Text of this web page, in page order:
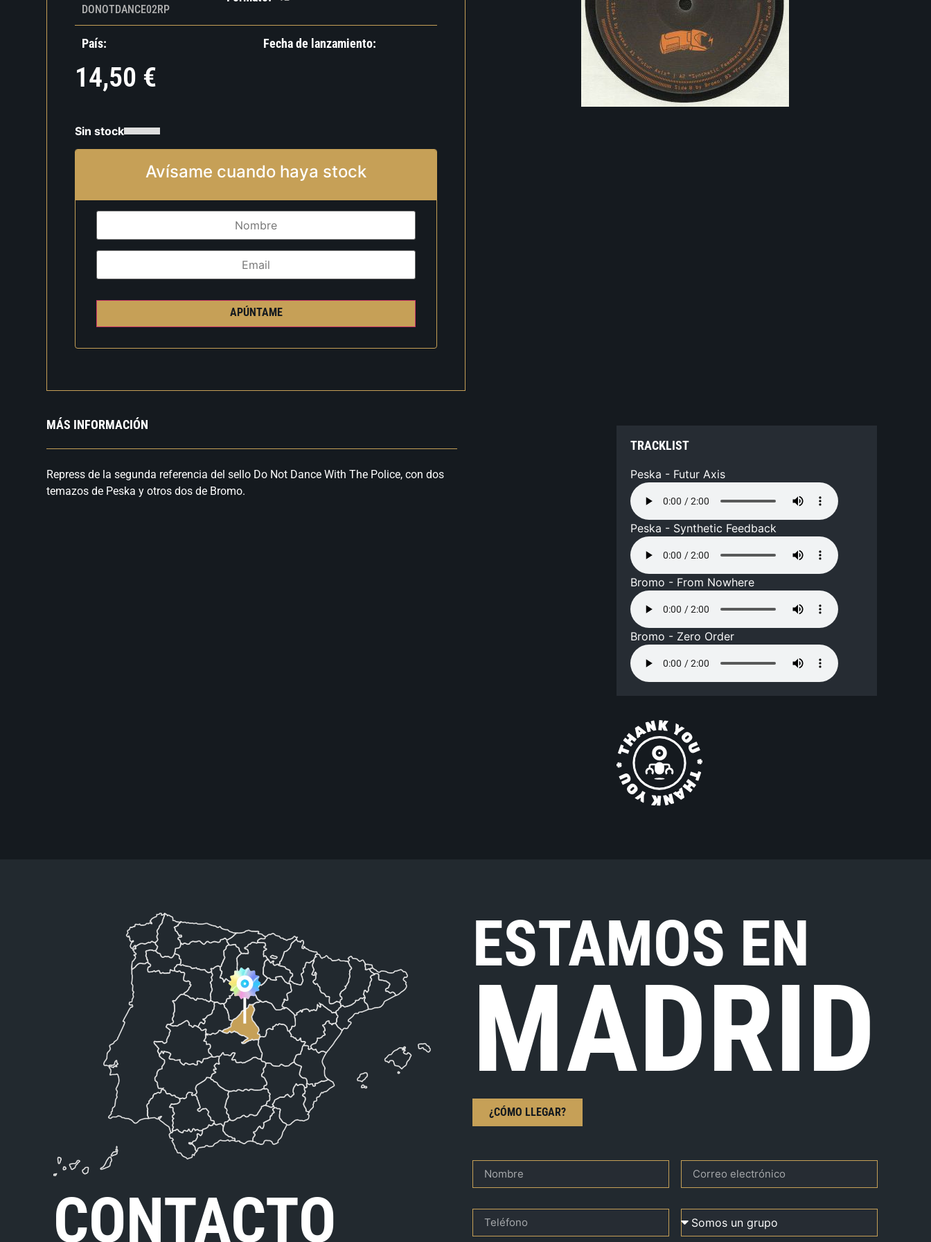
DONOTDANCE02RP
País: Fecha de lanzamiento:
14,50 €
Sin stock
Avísame cuando haya stock
APÚNTAME
MÁS INFORMACIÓN
Repress de la segunda referencia del sello Do Not Dance With The Police, con dos
temazos de Peska y otros dos de Bromo.
TRACKLIST
Peska - Futur Axis
Peska - Synthetic Feedback
Bromo - From Nowhere
Bromo - Zero Order
CONTACTO
ESTAMOS EN
MADRID
¿CÓMO LLEGAR?